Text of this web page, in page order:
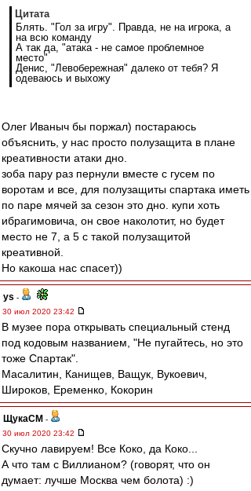
Цитата
Блять. "Гол за игру". Правда, не на игрока, а
на всю команду
А так да, "атака - не самое проблемное
место"
Денис, "Левобережная" далеко от тебя? Я
одеваюсь и выхожу
Олег Иваныч бы поржал) постараюсь
объяснить, у нас просто полузащита в плане
креативности атаки дно.
зоба пару раз пернули вместе с гусем по
воротам и все, для полузащиты спартака иметь
по паре мячей за сезон это дно. купи хоть
ибрагимовича, он свое наколотит, но будет
место не 7, а 5 с такой полузащитой
креативной.
Но какоша нас спасет))
ys -
30 июл 2020 23:42
В музее пора открывать специальный стенд
под кодовым названием, "Не пугайтесь, но это
тоже Спартак".
Масалитин, Канищев, Ващук, Вукоевич,
Широков, Еременко, Кокорин
ЩукаСМ -
30 июл 2020 23:42
Скучно лавируем! Все Коко, да Коко...
А что там с Виллианом? (говорят, что он
думает: лучше Москва чем болота) :)